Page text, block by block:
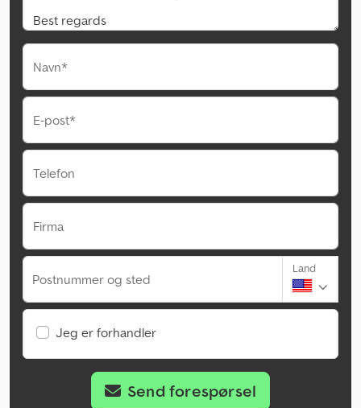
Navn*
E-post*
Telefon
Firma
Postnummer og sted
Land
Jeg er forhandler
Send forespørsel